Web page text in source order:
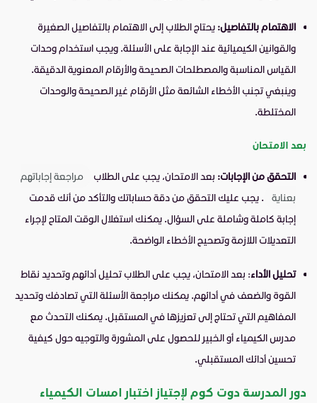
الاهتمام بالتفاصيل: يحتاج الطلاب إلى الاهتمام بالتفاصيل الصغيرة
والقوانين الكيميائية عند الإجابة على الأسئلة. ويجب استخدام وحدات
القياس المناسبة والمصطلحات الصحيحة والأرقام المعنوية الدقيقة.
وينبغي تجنب الأخطاء الشائعة مثل الأرقام غير الصحيحة والوحدات
المختلطة.
بعد الامتحان
التحقق من الإجابات: بعد الامتحان، يجب على الطلاب
مراجعة إجاباتهم
بعناية
. يجب عليك التحقق من دقة حساباتك والتأكد من أنك قدمت
إجابة كاملة وشاملة على السؤال. يمكنك استغلال الوقت المتاح لإجراء
التعديلات اللازمة وتصحيح الأخطاء الواضحة.
تحليل الأداء: بعد الامتحان، يجب على الطلاب تحليل أدائهم وتحديد نقاط
القوة والضعف في أدائهم. يمكنك مراجعة الأسئلة التي تصادفك وتحديد
المفاهيم التي تحتاج إلى تعزيزها في المستقبل. يمكنك التحدث مع
مدرس الكيمياء أو الخبير للحصول على المشورة والتوجيه حول كيفية
تحسين أدائك المستقبلي.
دور المدرسة دوت كوم لإجتياز اختبار امسات الكيمياء